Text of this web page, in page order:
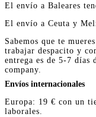
El envío a Baleares
El envío a Ceuta y
Sabemos que te
trabajar despacito y
entrega es de 5-7 días
company.
Envíos internacionales
Europa: 19 € con un
laborales.